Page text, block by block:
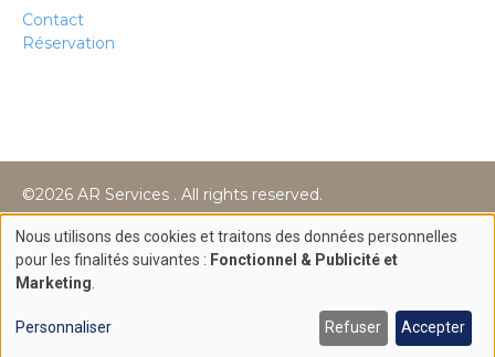
Contact
Réservation
©2026 AR Services . All rights reserved.
Création site internet par
Use
of
personal
Nous utilisons des cookies et traitons des données personnelles
pour les finalités suivantes : Fonctionnel & Publicité et
Marketing
Personnaliser Refuser Accepter